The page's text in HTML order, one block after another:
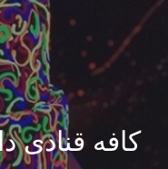
کافه قنادی